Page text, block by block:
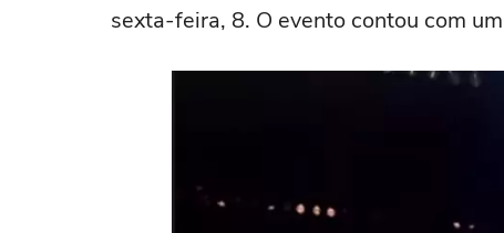
sexta-feira, 8. O evento contou com